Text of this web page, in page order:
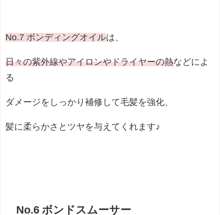
No.7 ボンディングオイルは、
日々の紫外線やアイロンやドライヤーの熱などによ
る
ダメージをしっかり補修して毛髪を強化、
髪に柔らかさとツヤを与えてくれます♪
No.6 ボンドスムーサー